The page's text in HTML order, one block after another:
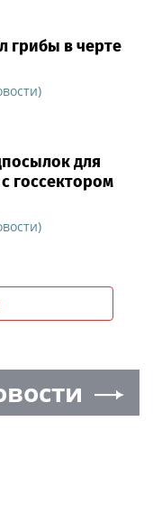
грибы в черте
для
госсектором